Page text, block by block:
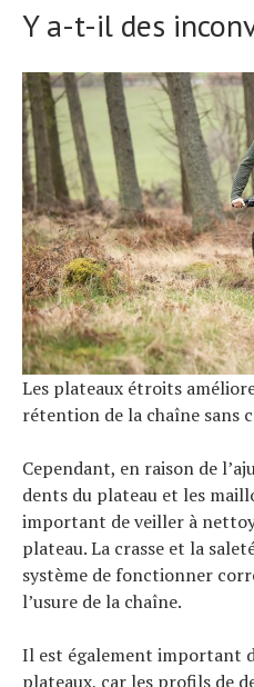
Y a-t-il des
Les plateaux étroits
rétention de la chaîne sans
Cependant, en raison de
dents du plateau et les
important de veiller à
plateau. La crasse et la
système de fonctionner
l’usure de la chaîne.
Il est également important
plateaux, car les profils de